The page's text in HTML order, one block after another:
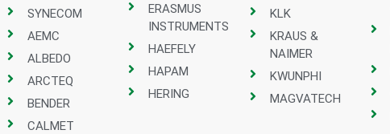
SYNECOM
AEMC
ALBEDO
ARCTEQ
BENDER
CALMET
ERASMUS
INSTRUMENTS
HAEFELY
HAPAM
HERING
KLK
KRAUS &
NAIMER
KWUNPHI
MAGVATECH